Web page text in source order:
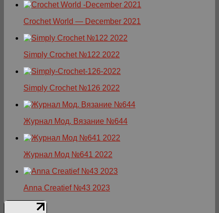
Crochet World — December 2021
Simply Crochet №122 2022
Simply Crochet №126 2022
Журнал Мод. Вязание №644
Журнал Мод №641 2022
Anna Creatief №43 2023